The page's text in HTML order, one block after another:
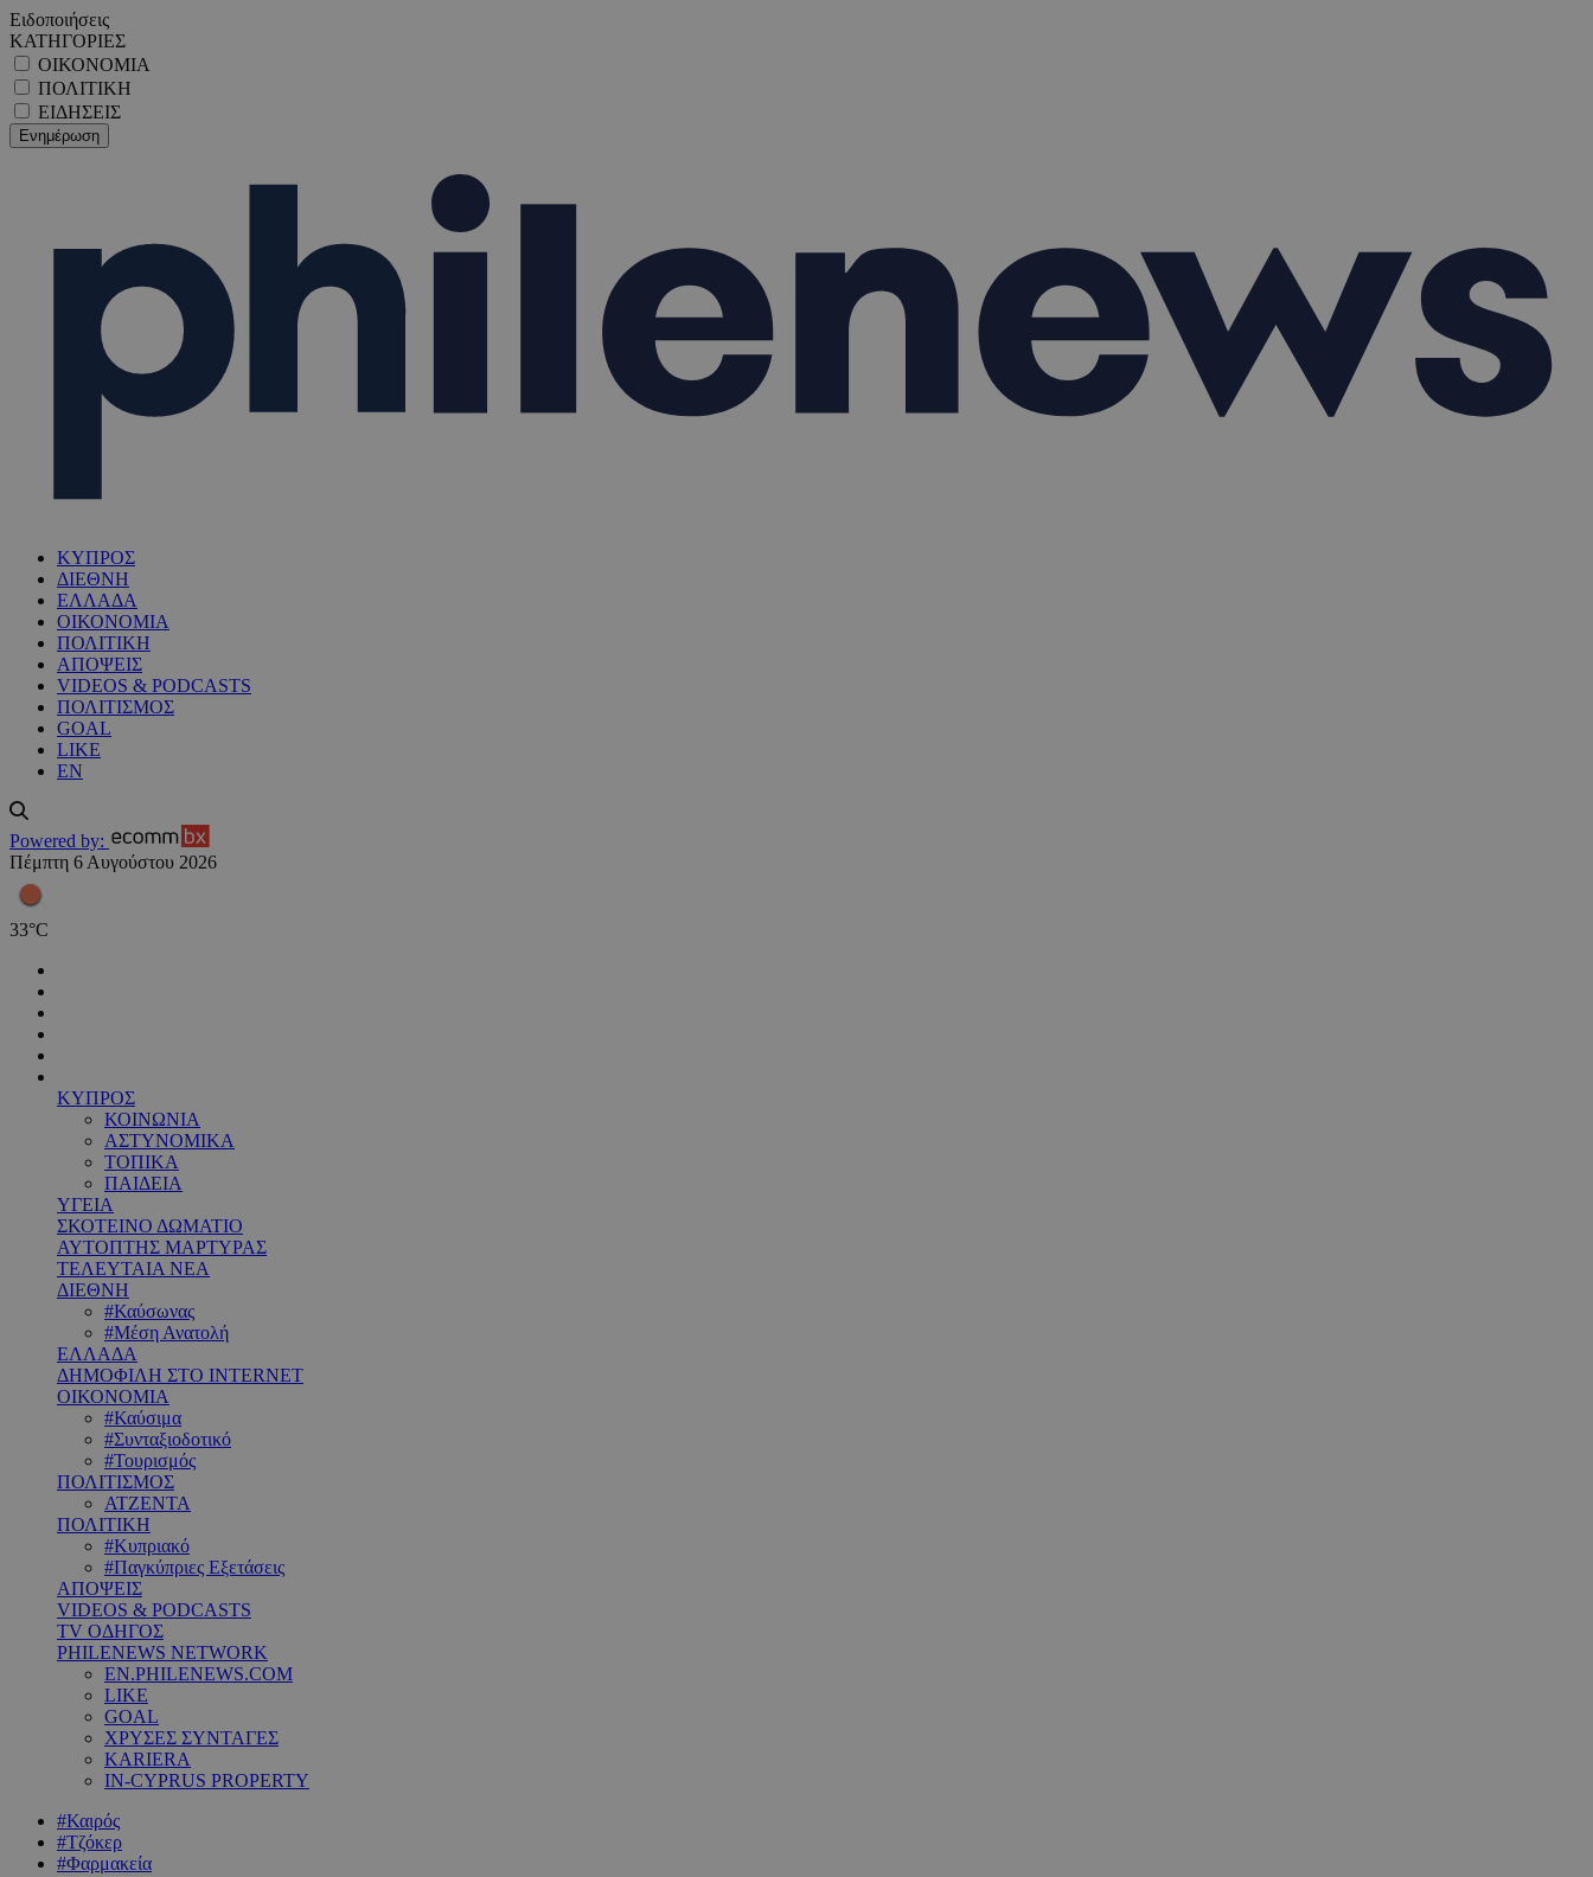
Ειδοποιήσεις
ΚΑΤΗΓΟΡΙΕΣ
ΟΙΚΟΝΟΜΙΑ
ΠΟΛΙΤΙΚΗ
ΕΙΔΗΣΕΙΣ
ΚΥΠΡΟΣ
ΔΙΕΘΝΗ
ΕΛΛΑΔΑ
ΟΙΚΟΝΟΜΙΑ
ΠΟΛΙΤΙΚΗ
ΑΠΟΨΕΙΣ
VIDEOS & PODCASTS
ΠΟΛΙΤΙΣΜΟΣ
GOAL
LIKE
EN
Powered by:
Πέμπτη 6 Αυγούστου 2026
33°C
ΚΥΠΡΟΣ
ΚΟΙΝΩΝΙΑ
ΑΣΤΥΝΟΜΙΚΑ
ΤΟΠΙΚΑ
ΠΑΙΔΕΙΑ
ΥΓΕΙΑ
ΣΚΟΤΕΙΝΟ ΔΩΜΑΤΙΟ
ΑΥΤΟΠΤΗΣ ΜΑΡΤΥΡΑΣ
ΤΕΛΕΥΤΑΙΑ ΝΕΑ
ΔΙΕΘΝΗ
#Καύσωνας
#Μέση Ανατολή
ΕΛΛΑΔΑ
ΔΗΜΟΦΙΛΗ ΣΤΟ INTERNET
ΟΙΚΟΝΟΜΙΑ
#Καύσιμα
#Συνταξιοδοτικό
#Τουρισμός
ΠΟΛΙΤΙΣΜΟΣ
ΑΤΖΕΝΤΑ
ΠΟΛΙΤΙΚΗ
#Κυπριακό
#Παγκύπριες Εξετάσεις
ΑΠΟΨΕΙΣ
VIDEOS & PODCASTS
TV ΟΔΗΓΟΣ
PHILENEWS NETWORK
EN.PHILENEWS.COM
LIKE
GOAL
ΧΡΥΣΕΣ ΣΥΝΤΑΓΕΣ
KARIERA
IN-CYPRUS PROPERTY
#Καιρός
#Τζόκερ
#Φαρμακεία